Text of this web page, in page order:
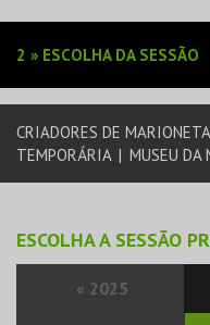
EVENTOS
CARTÕES
2 » ESCOLHA DA SESSÃO
CRIADORES DE
TEMPORÁRIA | MUSEU DA
ESCOLHA A SESSÃO
« 2025